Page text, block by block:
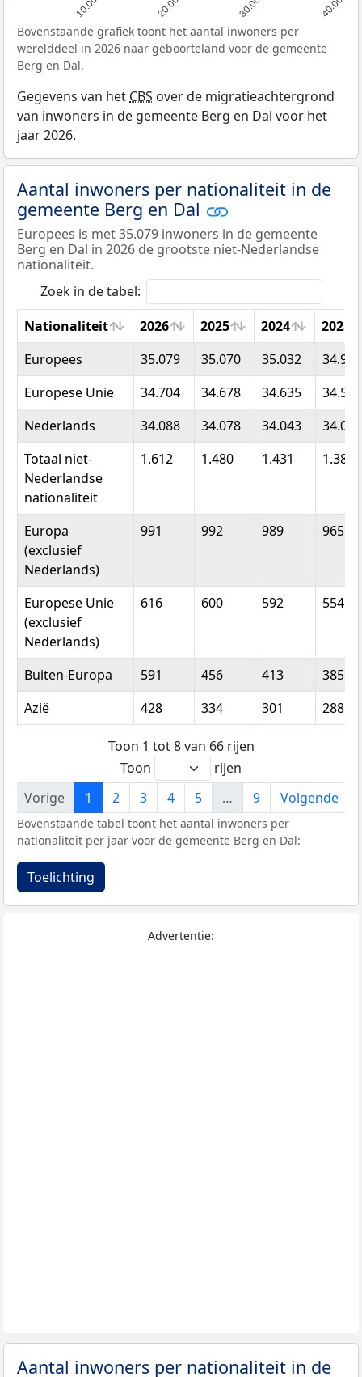
Bovenstaande grafiek toont het aantal inwoners per
werelddeel in 2026 naar geboorteland voor de gemeente
Berg en Dal.
Gegevens van het CBS over de migratieachtergrond
van inwoners in de gemeente Berg en Dal voor het
jaar 2026.
Aantal inwoners per nationaliteit in de
gemeente Berg en Dal
Europees is met 35.079 inwoners in de gemeente
Berg en Dal in 2026 de grootste niet-Nederlandse
nationaliteit.
Zoek in de tabel:
Nationaliteit
2026 2025 2024
2023
Nationaliteit
2026 2025 2024 2023
Europees 35.079 35.070 35.032
34.997
Europese Unie
34.704 34.678 34.635
34.586
Nederlands
34.088 34.078 34.043
34.032
Totaal niet-
Nederlandse
nationaliteit
1.612 1.480 1.431 1.388
Europa
(exclusief
Nederlands)
991 992 989 965
Europese Unie
(exclusief
Nederlands)
616 600 592 554
Buiten-Europa 591 456 413
385
Azië
428 334 301 288
Toon 1 tot 8 van 66 rijen
Toon
rijen
Vorige
1 2 3 4 5 … 9 Volgende
Bovenstaande tabel toont het aantal inwoners per
nationaliteit per jaar voor de gemeente Berg en Dal:
Toelichting
Advertentie:
Aantal inwoners per nationaliteit in de